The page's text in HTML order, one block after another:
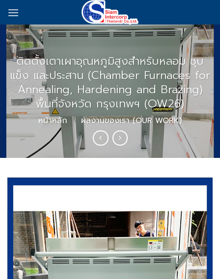
content
ติดตั้งเตาเผาอุณหภูมิสูงสำหรับหลอม ชุบ
แข็ง และประสาน (Chamber Furnaces for
Annealing, Hardening and Brazing)
พื้นที่จังหวัด กรุงเทพฯ (OW26)
หน้าหลัก / ผลงานของเรา (OUR WORK)